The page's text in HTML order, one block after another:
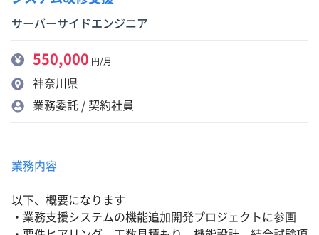
サーバーサイドエンジニア
550,000 円/月
神奈川県
業務委託 / 契約社員
業務内容
以下、概要になります
・業務支援システムの機能追加開発プロジェクトに参画